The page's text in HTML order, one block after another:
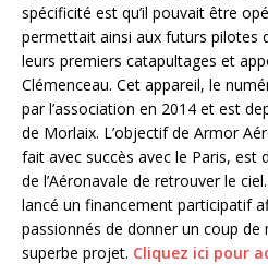
spécificité est qu’il pouvait être
permettait ainsi aux futurs pilotes
leurs premiers catapultages et
Clémenceau. Cet appareil, le
par l’association en 2014 et est
de Morlaix. L’objectif de Armor
fait avec succès avec le Paris,
de l’Aéronavale de retrouver le
lancé un financement participatif
passionnés de donner un coup de
superbe projet. Cliquez ici pour